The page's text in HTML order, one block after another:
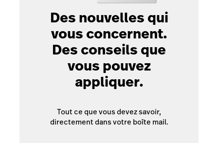
Des nouvelles qui
vous concernent.
Des conseils que
vous pouvez
appliquer.
Tout ce que vous devez savoir,
directement dans votre boîte mail.